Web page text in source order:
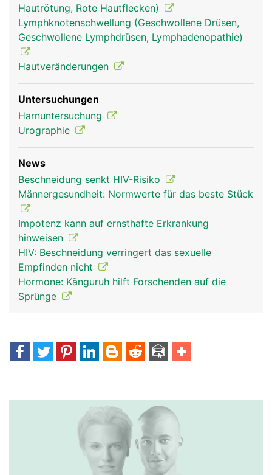
Hautrötung, Rote Hautflecken)
Lymphknotenschwellung (Geschwollene Drüsen,
Geschwollene Lymphdrüsen, Lymphadenopathie)
Hautveränderungen
Untersuchungen
Harnuntersuchung
Urographie
News
Beschneidung senkt HIV-Risiko
Männergesundheit: Normwerte für das beste Stück
Impotenz kann auf ernsthafte Erkrankung
hinweisen
HIV: Beschneidung verringert das sexuelle
Empfinden nicht
Hormone: Känguruh hilft Forschenden auf die
Sprünge